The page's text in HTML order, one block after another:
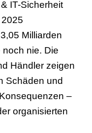
IT-Sicherheit
Milliarden
noch nie. Die
Händler zeigen
Schäden und
–
organisierten